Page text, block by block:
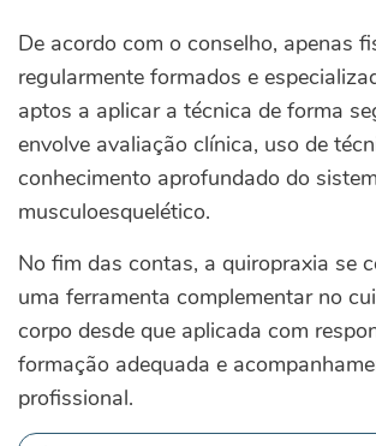
De acordo com o conselho, apenas
regularmente formados e
aptos a aplicar a técnica de forma
envolve avaliação clínica, uso de
conhecimento aprofundado do
musculoesquelético.
No fim das contas, a quiropraxia se
uma ferramenta complementar no
corpo desde que aplicada com
formação adequada e
profissional.